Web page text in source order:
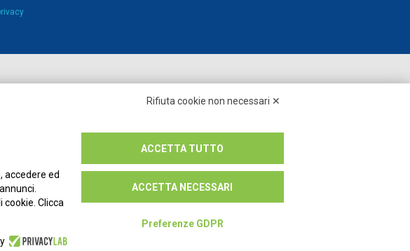
Seguici su:Rifiuta cookie non necessari ✕
accedere ed
Clicca
ACCETTA TUTTO
ACCETTA NECESSARI
Preferenze GDPR